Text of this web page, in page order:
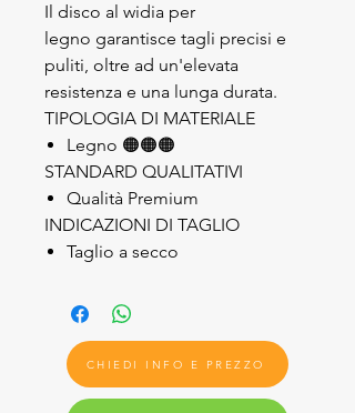
Il disco al widia per
legno garantisce tagli precisi e
puliti, oltre ad un'elevata
resistenza e una lunga durata.
TIPOLOGIA DI MATERIALE
Legno 🟠🟠🟠
STANDARD QUALITATIVI
Qualità Premium
INDICAZIONI DI TAGLIO
Taglio a secco
CHIEDI INFO E PREZZO